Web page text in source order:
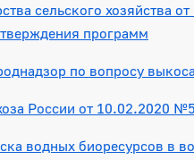
сельского хозяйства
программ
по вопросу
России от 10.02.2020
водных биоресурсов в